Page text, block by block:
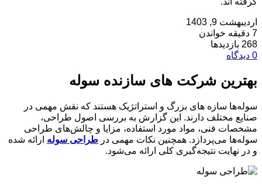
اردیبهشت 9, 1403
7 دقیقه خواندن
268 بازدیدها
0 دیدگاه
بهترین شرکت های سازنده سوله
سوله‌ها سازه های بزرگ و استراتژیک هستند که نقش مهمی در
صنایع مختلف دارند. این گزارش به بررسی اصول طراحی،
مشخصات فنی، مواد مورد استفاده، مزایا و چالش‌های طراحی
سوله‌ها می‌پردازد. همچنین نکات مهمی در طراحی سوله‌ ارائه شده
و در نهایت نتیجه‌گیری کلی ارائه می‌شود.